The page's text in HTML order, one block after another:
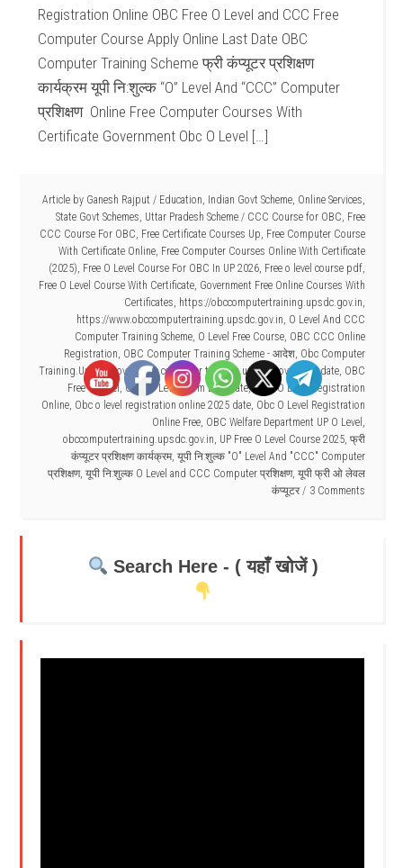
Registration Online OBC Free O Level and CCC Free
Computer Course Apply Online Last Date OBC
Computer Training Scheme फ्री कंप्यूटर प्रशिक्षण
कार्यक्रम यूपी नि:शुल्क “O” Level And “CCC” Computer
प्रशिक्षण Online Free Computer Courses With
Certificate Government Obc O Level […]
Article by Ganesh Rajput / Education, Indian Govt Scheme, Online Services,
State Govt Schemes, Uttar Pradesh Scheme / CCC Course for OBC, Free
CCC Course For OBC, Free Certificate Courses Up, Free Computer Course
With Certificate Online, Free Computer Courses Online With Certificate
(2025), Free O Level Course For OBC In UP 2026, Free o level course pdf,
Free O Level Course With Certificate, Government Free Online Courses With
Certificates, https://obccomputertraining.upsdc.gov.in,
https://www.obccomputertraining.upsdc.gov.in, O Level And CCC
Computer Training Scheme, O Level Free Course, OBC CCC Online
Registration, OBC Computer Training Scheme - आदेश, Obc Computer
Training.Upsdc.Gov.In
,obc computer training.upsdc.gov.in last date, OBC
Free O Level, OBC O Level Form Last Date,OBC O Level Registration
Online, Obc o level registration online 2025 date, Obc O Level Registration
Online Free, OBC Welfare Department UP O Level ,
obccomputertraining.upsdc.gov.in, UP Free O Level Course 2025, फ्री
कंप्यूटर प्रशिक्षण कार्यक्रम, यूपी नि:शुल्क "O" Level And "CCC" Computer
प्रशिक्षण, यूपी नि:शुल्क O Level and CCC Computer प्रशिक्षण, यूपी फ्री ओ लेवल
कंप्यूटर
3 Comments
Search Here - ( यहाँ खोजें )